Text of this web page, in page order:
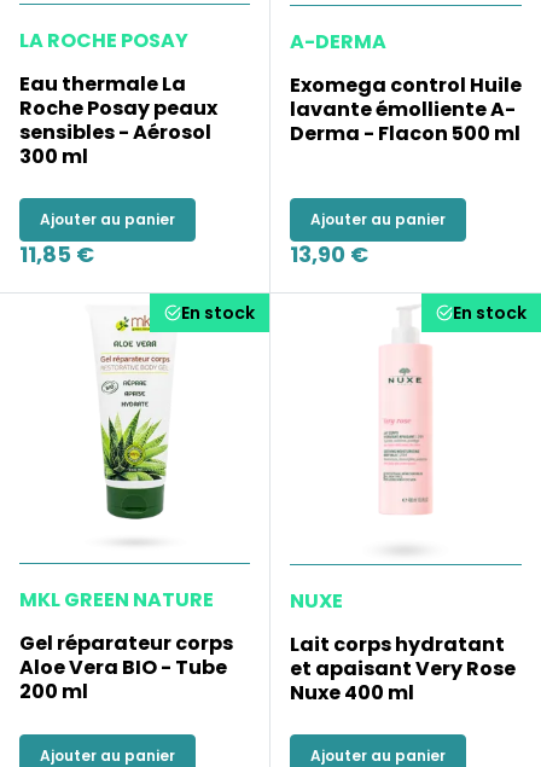
LA ROCHE POSAY
Eau thermale La
Roche Posay peaux
sensibles - Aérosol
300 ml
Ajouter au panier
11,85 €
A-DERMA
Exomega control Huile
lavante émolliente A-
Derma - Flacon 500 ml
Ajouter au panier
13,90 €
En stock
MKL GREEN NATURE
Gel réparateur corps
Aloe Vera BIO - Tube
200 ml
Ajouter au panier
En stock
NUXE
Lait corps hydratant
et apaisant Very Rose
Nuxe 400 ml
Ajouter au panier